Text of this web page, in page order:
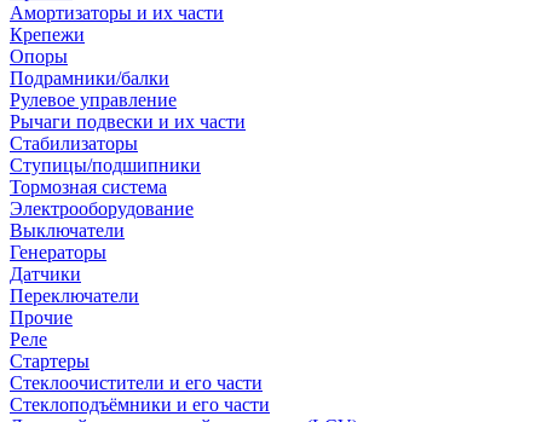
Амортизаторы и их части
Крепежи
Опоры
Подрамники/балки
Рулевое управление
Рычаги подвески и их части
Стабилизаторы
Ступицы/подшипники
Тормозная система
Электрооборудование
Выключатели
Генераторы
Датчики
Переключатели
Прочие
Реле
Стартеры
Стеклоочистители и его части
Стеклоподъёмники и его части